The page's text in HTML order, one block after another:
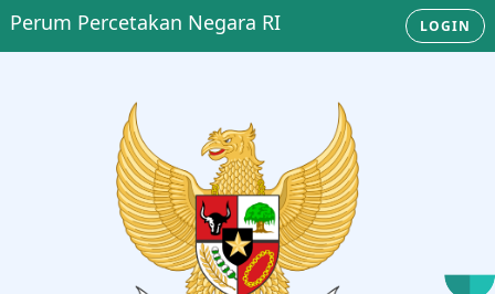
Perum Percetakan Negara RI LOGIN